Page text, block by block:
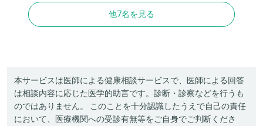
他7名を見る
本サービスは医師による健康相談サービスで、医師による回答
は相談内容に応じた医学的助言です。診断・診察などを行うも
のではありません。 このことを十分認識したうえで自己の責任
において、医療機関への受診有無等をご自身でご判断くださ